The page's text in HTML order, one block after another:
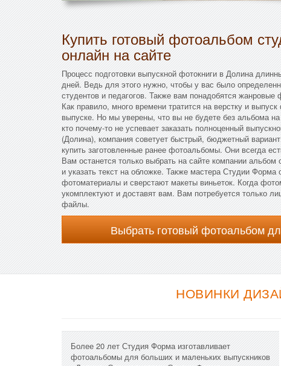
Купить готовый фотоальбом
онлайн на сайте
Процесс подготовки выпускной фотокниги в Долина
дней. Ведь для этого нужно, чтобы у вас было
студентов и педагогов. Также вам понадобятся
Как правило, много времени тратится на верстку и
выпуске. Но мы уверены, что вы не будете без альбома
кто почему-то не успевает заказать полноценный
(Долина), компания советует быстрый, бюджетный
купить заготовленные ранее фотоальбомы. Они всегда
Вам останется только выбрать на сайте компании
и указать текст на обложке. Также мастера Студии Форма
фотоматериалы и сверстают макеты виньеток. Когда
укомплектуют и доставят вам. Вам потребуется только
файлы.
Выбрать готовый фотоальбом
НОВИНКИ
Более 20 лет Студия Форма изготавливает
фотоальбомы для больших и маленьких выпускников